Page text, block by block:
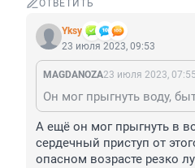
ОТВЕТИТЬ
Yksy
23 июля 2023, 09:53
MAGDANOZA23 июля 2023, 07:55
А ещё он мог прыгнуть в
сердечный приступ от
опасном возрасте резко